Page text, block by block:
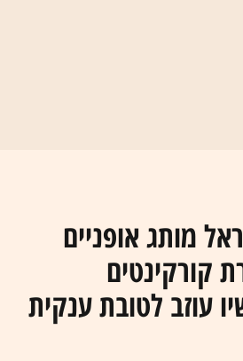
מותג אופניים
קורקינטים
עוזב לטובת ענקית